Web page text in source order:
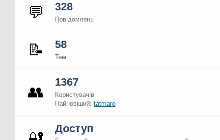
💬 328
Повідомлень
📝 58
Тем
👥
1367
Користувачів
Найновіший:tatmaro
Доступ